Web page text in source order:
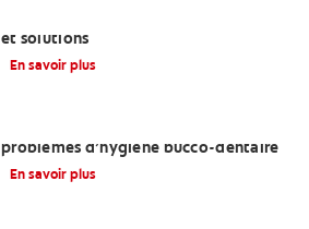
et solutions
En savoir plus
problèmes d’hygiène bucco-dentaire
En savoir plus